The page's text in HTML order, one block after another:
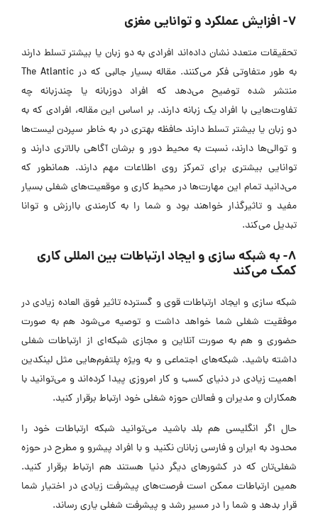
7- افزایش عملکرد و توانایی مغزی
تحقیقات متعدد نشان داده‌اند افرادی به دو زبان یا بیشتر تسلط دارند
به طور متفاوتی فکر می‌کنند. مقاله بسیار جالبی که در The Atlantic
منتشر شده توضیح می‌دهد که افراد دوزبانه یا چندزبانه چه
تفاوت‌هایی با افراد یک زبانه دارند. بر اساس این مقاله، افرادی که به
دو زبان یا بیشتر تسلط دارند حافظه بهتری در به خاطر سپردن لیست‌ها
و توالی‌ها دارند، نسبت به محیط دور و برشان آگاهی بالاتری دارند و
توانایی بیشتری برای تمرکز روی اطلاعات مهم دارند. همانطور که
می‌دانید تمام این مهارت‌ها در محیط کاری و موقعیت‌های شغلی بسیار
مفید و تاثیرگذار خواهند بود و شما را به کارمندی باارزش و توانا
تبدیل می‌کند.
8- به شبکه سازی و ایجاد ارتباطات بین المللی کاری
کمک می‌کند
شبکه سازی و ایجاد ارتباطات قوی و گسترده تاثیر فوق العاده زیادی در
موفقیت شغلی شما خواهد داشت و توصیه می‌شود هم به صورت
حضوری و هم به صورت آنلاین و مجازی شبکه‌ای از ارتباطات شغلی
داشته باشید. شبکه‌های اجتماعی و به ویژه پلتفرم‌هایی مثل لینکدین
اهمیت زیادی در دنیای کسب و کار امروزی پیدا کرده‌اند و می‌توانید با
همکاران و مدیران و فعالان حوزه شغلی خود ارتباط برقرار کنید.
حال اگر انگلیسی هم بلد باشید می‌توانید شبکه ارتباطات خود را
محدود به ایران و فارسی زبانان نکنید و با افراد پیشرو و مطرح در حوزه
شغلی‌تان که در کشورهای دیگر دنیا هستند هم ارتباط برقرار کنید.
همین ارتباطات ممکن است فرصت‌های پیشرفت زیادی در اختیار شما
قرار بدهد و شما را در مسیر رشد و پیشرفت شغلی یاری رساند.